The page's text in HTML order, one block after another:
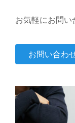
お気軽にお問い
お問い合わ